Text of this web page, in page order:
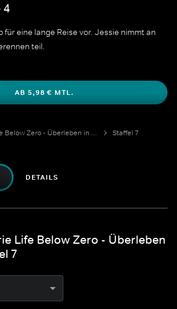
4
für eine lange Reise vor. Jessie nimmt an
teil.
AB 5,98 € MTL.
Life Below Zero - Überleben in Alaska
Staffel 7
DETAILS
Life Below Zero - Überleben
7